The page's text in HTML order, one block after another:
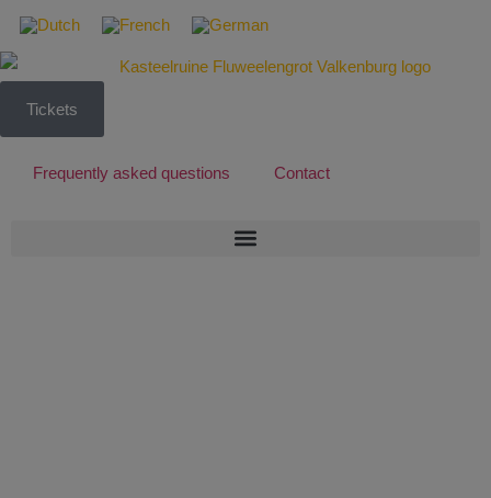
Tickets
Frequently asked questions Contact